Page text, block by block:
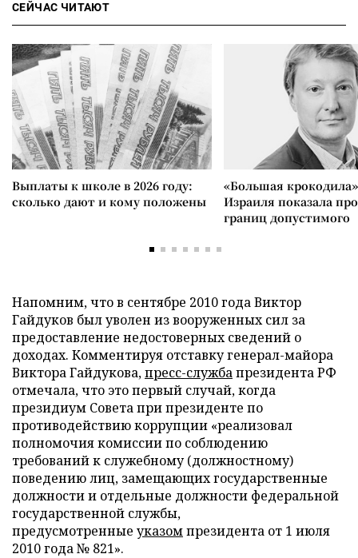
СЕЙЧАС ЧИТАЮТ
Выплаты к школе в 2026 году:
сколько дают и кому положены
«Большая
Израиля показала
границ допустимого
Напомним, что в сентябре 2010 года Виктор
Гайдуков был уволен из вооруженных сил за
предоставление недостоверных сведений о
доходах. Комментируя отставку генерал-майора
Виктора Гайдукова,пресс-службапрезидента РФ
отмечала, что это первый случай, когда
президиум Совета при президенте по
противодействию коррупции «реализовал
полномочия комиссии по соблюдению
требований к служебному (должностному)
поведению лиц, замещающих государственные
должности и отдельные должности федеральной
государственной службы,
предусмотренные указомпрезидента от 1 июля
2010 года № 821».